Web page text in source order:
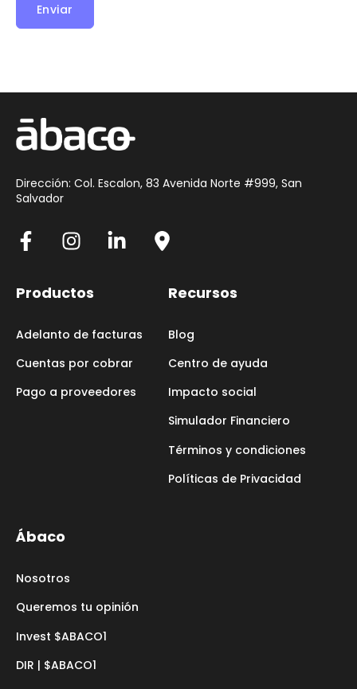
Dirección: Col. Escalon, 83 Avenida Norte #999, San
Salvador
Productos
Adelanto de facturas
Cuentas por cobrar
Pago a proveedores
Recursos
Blog
Centro de ayuda
Impacto social
Simulador Financiero
Términos y condiciones
Políticas de Privacidad
Ábaco
Nosotros
Queremos tu opinión
Invest $ABACO1
DIR | $ABACO1